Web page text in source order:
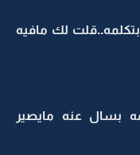
لك مافيه
بسال عنه مايصير